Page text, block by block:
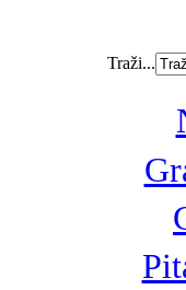
Traži...